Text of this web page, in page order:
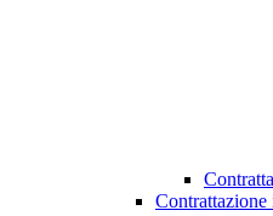
Contrattazione